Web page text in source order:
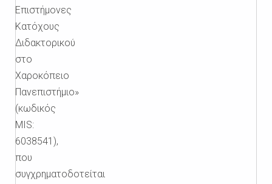
Επιστήμονες
Κατόχους
Διδακτορικού
στο
Χαροκόπειο
Πανεπιστήμιο»
(κωδικός
MIS:
6038541),
που
συγχρηματοδοτείται